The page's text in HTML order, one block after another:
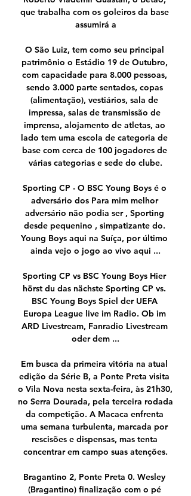
que trabalha com os goleiros da base
assumirá a
O São Luiz, tem como seu principal
patrimônio o Estádio 19 de Outubro,
com capacidade para 8.000 pessoas,
sendo 3.000 parte sentados, copas
(alimentação), vestiários, sala de
impressa, salas de transmissão de
imprensa, alojamento de atletas, ao
lado tem uma escola de categoria de
base com cerca de 100 jogadores de
várias categorias e sede do clube.
Sporting CP - O BSC Young Boys é o
adversário dos Para mim melhor
adversário não podia ser , Sporting
desde pequenino , simpatizante do.
Young Boys aqui na Suíça, por último
ainda vejo o jogo ao vivo aqui ...
Sporting CP vs BSC Young Boys Hier
hörst du das nächste Sporting CP vs.
BSC Young Boys Spiel der UEFA
Europa League live im Radio. Ob im
ARD Livestream, Fanradio Livestream
oder dem ...
Em busca da primeira vitória na atual
edição da Série B, a Ponte Preta visita
o Vila Nova nesta sexta-feira, às 21h30,
no Serra Dourada, pela terceira rodada
da competição. A Macaca enfrenta
uma semana turbulenta, marcada por
rescisões e dispensas, mas tenta
concentrar em campo suas atenções.
Bragantino 2, Ponte Preta 0. Wesley
(Bragantino) finalização com o pé